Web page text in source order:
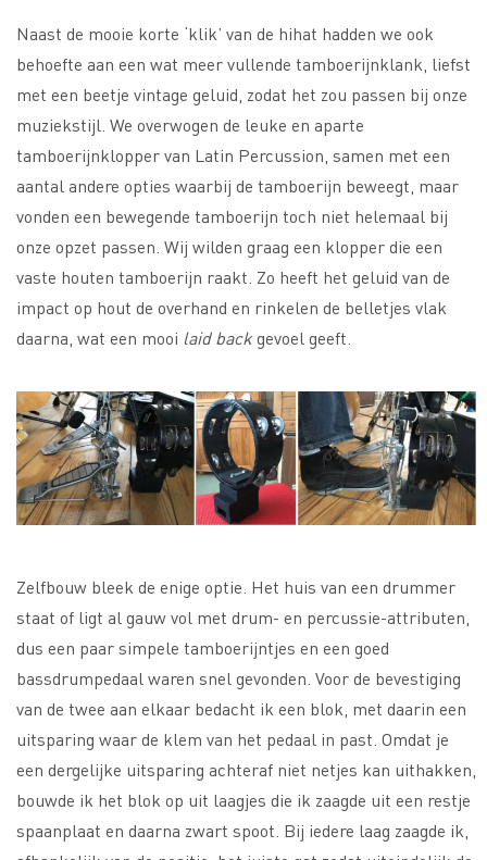
Naast de mooie korte ‘klik’ van de hihat hadden we ook
behoefte aan een wat meer vullende tamboerijnklank, liefst
met een beetje vintage geluid, zodat het zou passen bij onze
muziekstijl. We overwogen de leuke en aparte
tamboerijnklopper van Latin Percussion, samen met een
aantal andere opties waarbij de tamboerijn beweegt, maar
vonden een bewegende tamboerijn toch niet helemaal bij
onze opzet passen. Wij wilden graag een klopper die een
vaste houten tamboerijn raakt. Zo heeft het geluid van de
impact op hout de overhand en rinkelen de belletjes vlak
daarna, wat een mooi laid backgevoel geeft.
Zelfbouw bleek de enige optie. Het huis van een drummer
staat of ligt al gauw vol met drum- en percussie-attributen,
dus een paar simpele tamboerijntjes en een goed
bassdrumpedaal waren snel gevonden. Voor de bevestiging
van de twee aan elkaar bedacht ik een blok, met daarin een
uitsparing waar de klem van het pedaal in past. Omdat je
een dergelijke uitsparing achteraf niet netjes kan uithakken,
bouwde ik het blok op uit laagjes die ik zaagde uit een restje
spaanplaat en daarna zwart spoot. Bij iedere laag zaagde ik,